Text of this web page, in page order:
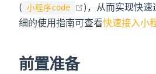
( 小程序code open in new
)，从而实现快速
细的使用指南可查看快速接入小
前置准备